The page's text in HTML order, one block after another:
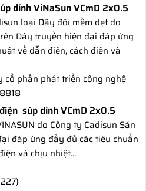
dính ViNaSun VCmD 2x0.5
loại Dây đôi mềm dẹt do
Dây truyền hiện đại đáp ứng
về dẫn điện, cách điện và
phần phát triển công nghệ
súp dính VCmD 2x0.5
do Công ty Cadisun Sản
đáp ứng đầy đủ các tiêu chuẩn
và chịu nhiệt...